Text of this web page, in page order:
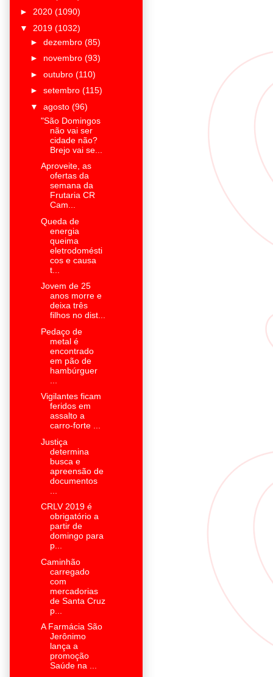
► 2020 (1090)
▼ 2019 (1032)
► dezembro (85)
► novembro (93)
► outubro (110)
► setembro (115)
▼ agosto (96)
"São Domingos
não vai ser
cidade não?
Brejo vai se...
Aproveite, as
ofertas da
semana da
Frutaria CR
Cam...
Queda de
energia
queima
eletrodomésti
cos e causa
t...
Jovem de 25
anos morre e
deixa três
filhos no dist...
Pedaço de
metal é
encontrado
em pão de
hambúrguer
Vigilantes ficam
feridos em
assalto a
carro-forte ...
Justiça
determina
busca e
apreensão de
documentos
CRLV 2019 é
obrigatório a
partir de
domingo para
p...
Caminhão
carregado
com
mercadorias
de Santa Cruz
p...
A Farmácia São
Jerônimo
lança a
promoção
Saúde na ...